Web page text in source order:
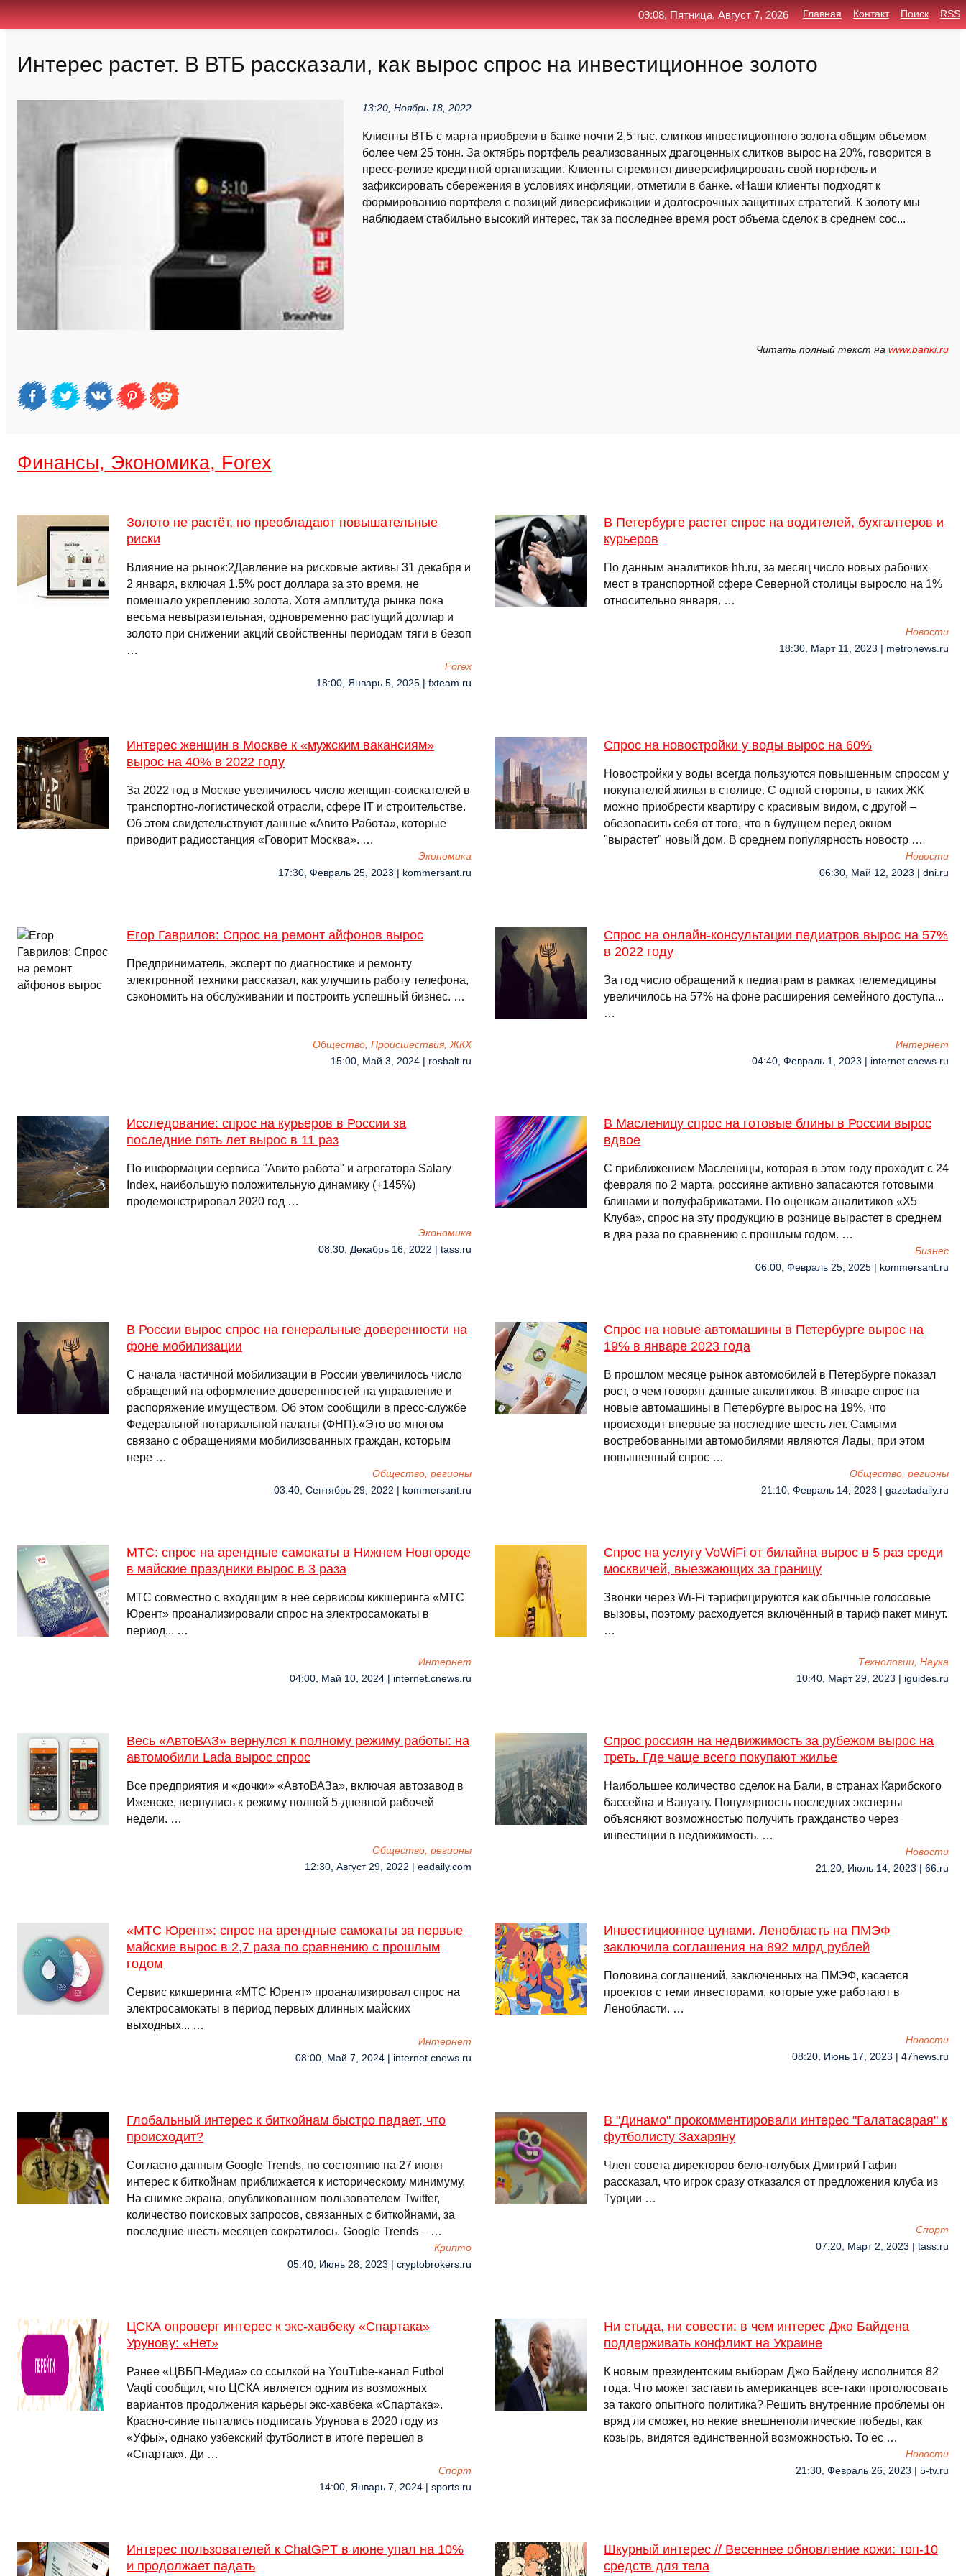
Интерес растет. В ВТБ рассказали, как вырос спрос на инвестиционное золото
13:20, Ноябрь 18, 2022
Клиенты ВТБ с марта приобрели в банке почти 2,5 тыс. слитков инвестиционного золота общим объемом
более чем 25 тонн. За октябрь портфель реализованных драгоценных слитков вырос на 20%, говорится в
пресс-релизе кредитной организации. Клиенты стремятся диверсифицировать свой портфель и
зафиксировать сбережения в условиях инфляции, отметили в банке. «Наши клиенты подходят к
формированию портфеля с позиций диверсификации и долгосрочных защитных стратегий. К золоту мы
наблюдаем стабильно высокий интерес, так за последнее время рост объема сделок в среднем сос...
Читать полный текст на www.banki.ru
Финансы, Экономика, Forex
Золото не растёт, но преобладают повышательные
риски
Влияние на рынок:2Давление на рисковые активы 31 декабря и
2 января, включая 1.5% рост доллара за это время, не
помешало укреплению золота. Хотя амплитуда рынка пока
весьма невыразительная, одновременно растущий доллар и
золото при снижении акций свойственны периодам тяги в безоп
…
Forex
18:00, Январь 5, 2025 | fxteam.ru
В Петербурге растет спрос на водителей, бухгалтеров и
курьеров
По данным аналитиков hh.ru, за месяц число новых рабочих
мест в транспортной сфере Северной столицы выросло на 1%
относительно января. …
Новости
18:30, Март 11, 2023 | metronews.ru
Интерес женщин в Москве к «мужским вакансиям»
вырос на 40% в 2022 году
За 2022 год в Москве увеличилось число женщин-соискателей в
транспортно-логистической отрасли, сфере IT и строительстве.
Об этом свидетельствуют данные «Авито Работа», которые
приводит радиостанция «Говорит Москва». …
Экономика
17:30, Февраль 25, 2023 | kommersant.ru
Спрос на новостройки у воды вырос на 60%
Новостройки у воды всегда пользуются повышенным спросом у
покупателей жилья в столице. С одной стороны, в таких ЖК
можно приобрести квартиру с красивым видом, с другой –
обезопасить себя от того, что в будущем перед окном
"вырастет" новый дом. В среднем популярность новостр …
Новости
06:30, Май 12, 2023 | dni.ru
Егор Гаврилов: Спрос на ремонт айфонов вырос
Предприниматель, эксперт по диагностике и ремонту
электронной техники рассказал, как улучшить работу телефона,
сэкономить на обслуживании и построить успешный бизнес. …
Общество, Происшествия, ЖКХ
15:00, Май 3, 2024 | rosbalt.ru
Спрос на онлайн-консультации педиатров вырос на 57%
в 2022 году
За год число обращений к педиатрам в рамках телемедицины
увеличилось на 57% на фоне расширения семейного доступа...
…
Интернет
04:40, Февраль 1, 2023 | internet.cnews.ru
Исследование: спрос на курьеров в России за
последние пять лет вырос в 11 раз
По информации сервиса "Авито работа" и агрегатора Salary
Index, наибольшую положительную динамику (+145%)
продемонстрировал 2020 год …
Экономика
08:30, Декабрь 16, 2022 | tass.ru
В Масленицу спрос на готовые блины в России вырос
вдвое
С приближением Масленицы, которая в этом году проходит с 24
февраля по 2 марта, россияне активно запасаются готовыми
блинами и полуфабрикатами. По оценкам аналитиков «X5
Клуба», спрос на эту продукцию в рознице вырастет в среднем
в два раза по сравнению с прошлым годом. …
Бизнес
06:00, Февраль 25, 2025 | kommersant.ru
В России вырос спрос на генеральные доверенности на
фоне мобилизации
С начала частичной мобилизации в России увеличилось число
обращений на оформление доверенностей на управление и
распоряжение имуществом. Об этом сообщили в пресс-службе
Федеральной нотариальной палаты (ФНП).«Это во многом
связано с обращениями мобилизованных граждан, которым
нере …
Общество, регионы
03:40, Сентябрь 29, 2022 | kommersant.ru
Спрос на новые автомашины в Петербурге вырос на
19% в январе 2023 года
В прошлом месяце рынок автомобилей в Петербурге показал
рост, о чем говорят данные аналитиков. В январе спрос на
новые автомашины в Петербурге вырос на 19%, что
происходит впервые за последние шесть лет. Самыми
востребованными автомобилями являются Лады, при этом
повышенный спрос …
Общество, регионы
21:10, Февраль 14, 2023 | gazetadaily.ru
МТС: спрос на арендные самокаты в Нижнем Новгороде
в майские праздники вырос в 3 раза
МТС совместно с входящим в нее сервисом кикшеринга «МТС
Юрент» проанализировали спрос на электросамокаты в
период... …
Интернет
04:00, Май 10, 2024 | internet.cnews.ru
Спрос на услугу VoWiFi от билайна вырос в 5 раз среди
москвичей, выезжающих за границу
Звонки через Wi-Fi тарифицируются как обычные голосовые
вызовы, поэтому расходуется включённый в тариф пакет минут.
…
Технологии, Наука
10:40, Март 29, 2023 | iguides.ru
Весь «АвтоВАЗ» вернулся к полному режиму работы: на
автомобили Lada вырос спрос
Все предприятия и «дочки» «АвтоВАЗа», включая автозавод в
Ижевске, вернулись к режиму полной 5-дневной рабочей
недели. …
Общество, регионы
12:30, Август 29, 2022 | eadaily.com
Спрос россиян на недвижимость за рубежом вырос на
треть. Где чаще всего покупают жилье
Наибольшее количество сделок на Бали, в странах Карибского
бассейна и Вануату. Популярность последних эксперты
объясняют возможностью получить гражданство через
инвестиции в недвижимость. …
Новости
21:20, Июль 14, 2023 | 66.ru
«МТС Юрент»: спрос на арендные самокаты за первые
майские вырос в 2,7 раза по сравнению с прошлым
годом
Сервис кикшеринга «МТС Юрент» проанализировал спрос на
электросамокаты в период первых длинных майских
выходных... …
Интернет
08:00, Май 7, 2024 | internet.cnews.ru
Инвестиционное цунами. Ленобласть на ПМЭФ
заключила соглашения на 892 млрд рублей
Половина соглашений, заключенных на ПМЭФ, касается
проектов с теми инвесторами, которые уже работают в
Ленобласти. …
Новости
08:20, Июнь 17, 2023 | 47news.ru
Глобальный интерес к биткойнам быстро падает, что
происходит?
Согласно данным Google Trends, по состоянию на 27 июня
интерес к биткойнам приближается к историческому минимуму.
На снимке экрана, опубликованном пользователем Twitter,
количество поисковых запросов, связанных с биткойнами, за
последние шесть месяцев сократилось. Google Trends – …
Крипто
05:40, Июнь 28, 2023 | cryptobrokers.ru
В "Динамо" прокомментировали интерес "Галатасарая" к
футболисту Захаряну
Член совета директоров бело-голубых Дмитрий Гафин
рассказал, что игрок сразу отказался от предложения клуба из
Турции …
Спорт
07:20, Март 2, 2023 | tass.ru
ЦСКА опроверг интерес к экс-хавбеку «Спартака»
Урунову: «Нет»
Ранее «ЦВБП-Медиа» со ссылкой на YouTube-канал Futbol
Vaqti сообщил, что ЦСКА является одним из возможных
вариантов продолжения карьеры экс-хавбека «Спартака».
Красно-синие пытались подписать Урунова в 2020 году из
«Уфы», однако узбекский футболист в итоге перешел в
«Спартак». Ди …
Спорт
14:00, Январь 7, 2024 | sports.ru
Ни стыда, ни совести: в чем интерес Джо Байдена
поддерживать конфликт на Украине
К новым президентским выборам Джо Байдену исполнится 82
года. Что может заставить американцев все-таки проголосовать
за такого опытного политика? Решить внутренние проблемы он
вряд ли сможет, но некие внешнеполитические победы, как
козырь, видятся единственной возможностью. То ес …
Новости
21:30, Февраль 26, 2023 | 5-tv.ru
Интерес пользователей к ChatGPT в июне упал на 10%
и продолжает падать
Шкурный интерес // Весеннее обновление кожи: топ-10
средств для тела
09:08, Пятница, Август 7, 2026 Главная Контакт Поиск RSS